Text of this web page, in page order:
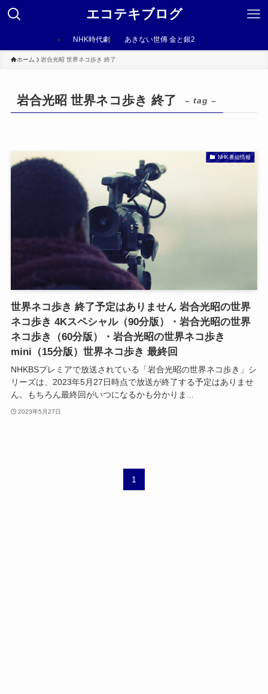
エコテキブログ
NHK時代劇 あきない世傳 金と銀2
ホーム 岩合光昭 世界ネコ歩き 終了
岩合光昭 世界ネコ歩き 終了 – tag –
NHK番組情報
世界ネコ歩き 終了予定はありません 岩合光昭の世界
ネコ歩き 4Kスペシャル（90分版）・岩合光昭の世界
ネコ歩き（60分版）・岩合光昭の世界ネコ歩き
mini（15分版）世界ネコ歩き 最終回
NHKBSプレミアで放送されている「岩合光昭の世界ネコ歩き」シ
リーズは、2023年5月27日時点で放送が終了する予定はありませ
ん。もちろん最終回がいつになるかも分かりま...
2023年5月27日
1